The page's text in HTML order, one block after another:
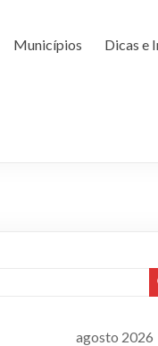
Municípios Dicas e
agosto 2026